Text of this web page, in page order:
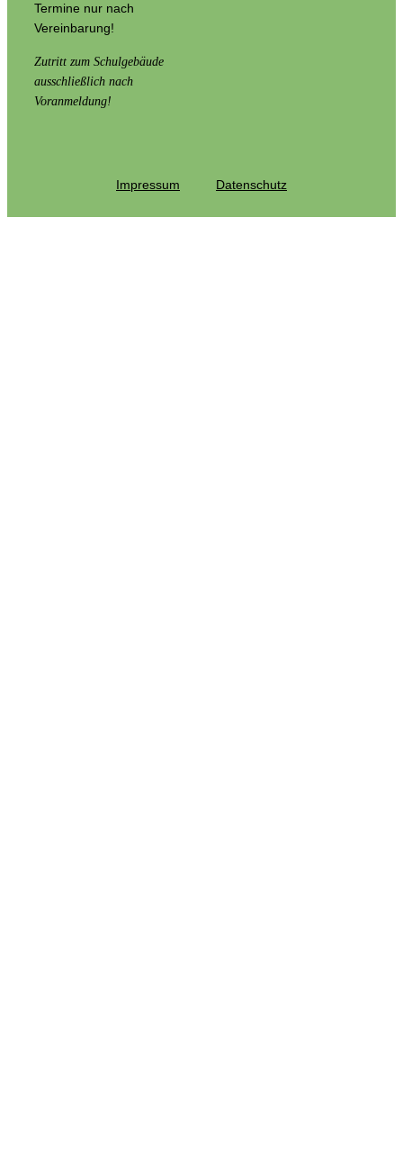
Termine nur nach
Vereinbarung!
Zutritt zum Schulgebäude
ausschließlich nach
Voranmeldung!
Impressum Datenschutz